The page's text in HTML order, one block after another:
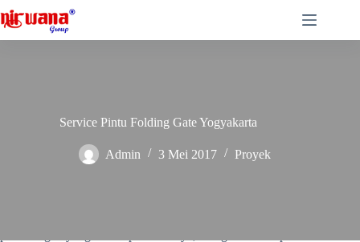
to
Service Pintu Folding Gate Yogyakarta
Admin 3 Mei 2017 Proyek